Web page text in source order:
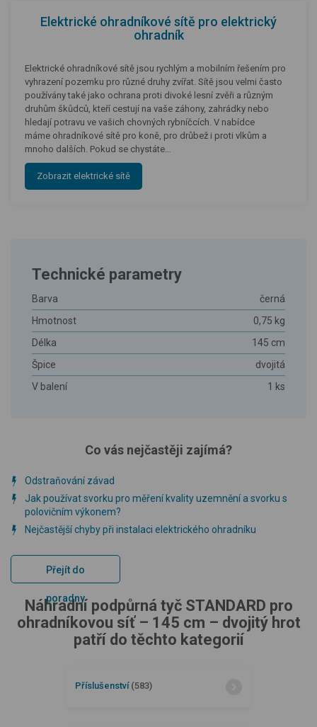
Elektrické ohradníkové sítě pro elektrický
ohradník
Elektrické ohradníkové sítě jsou rychlým a mobilním řešením pro
vyhrazení pozemku pro různé druhy zvířat. Sítě jsou velmi často
používány také jako ochrana proti divoké lesní zvěři a různým
druhům škůdců, kteří cestují na vaše záhony, zahrádky nebo
hledají potravu ve vašich chovných rybníčcích. V nabídce
máme ohradníkové sítě pro koně, pro drůbež i proti vlkům a
mnoho dalších. Pokud se chystáte…
Zobrazit elektrické sítě
Technické parametry
Barva
černá
Hmotnost
0,75 kg
Délka
145 cm
Špice
dvojitá
V balení
1 ks
Co vás nejčastěji zajímá?
Odstraňování závad
Jak používat svorku pro měření kvality uzemnění a svorku s
polovičním výkonem?
Nejčastější chyby při instalaci elektrického ohradníku
Přejít do
poradny
Náhradní podpůrná tyč STANDARD pro
ohradníkovou síť – 145 cm – dvojitý hrot
patří do těchto kategorií
Příslušenství (583)